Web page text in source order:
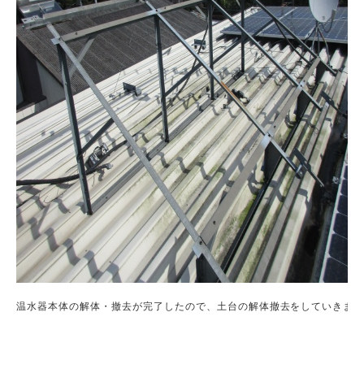
温水器本体の解体・撤去が完了したので、土台の解体撤去をしていきま